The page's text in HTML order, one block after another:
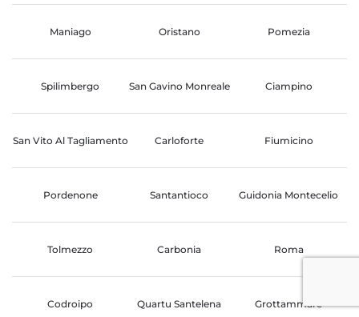
Maniago Oristano Pomezia
Spilimbergo San Gavino Monreale Ciampino
San Vito Al Tagliamento Carloforte Fiumicino
Pordenone Santantioco Guidonia Montecelio
Tolmezzo Carbonia Roma
Codroipo Quartu Santelena Grottammare